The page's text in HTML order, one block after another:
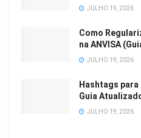
JULHO 19, 2026
Como
na ANVISA
JULHO 19, 2026
Hashtags
Guia
JULHO 19, 2026